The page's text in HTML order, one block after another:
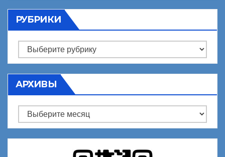
РУБРИКИ
Рубрики
АРХИВЫ
Архивы